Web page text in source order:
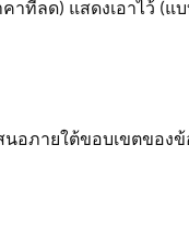
าที่ลด) แสดงเอาไว้ (
นอภายใต้ขอบเขตของ